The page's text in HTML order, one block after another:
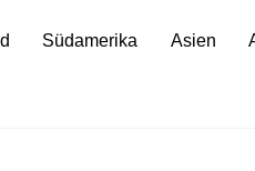
Südamerika Asien